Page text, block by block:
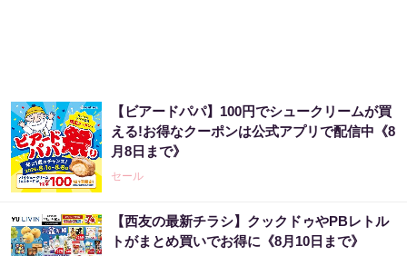
【ビアードパパ】100円でシュークリームが買
える!お得なクーポンは公式アプリで配信中《8
月8日まで》
セール
【西友の最新チラシ】クックドゥやPBレトル
トがまとめ買いでお得に《8月10日まで》